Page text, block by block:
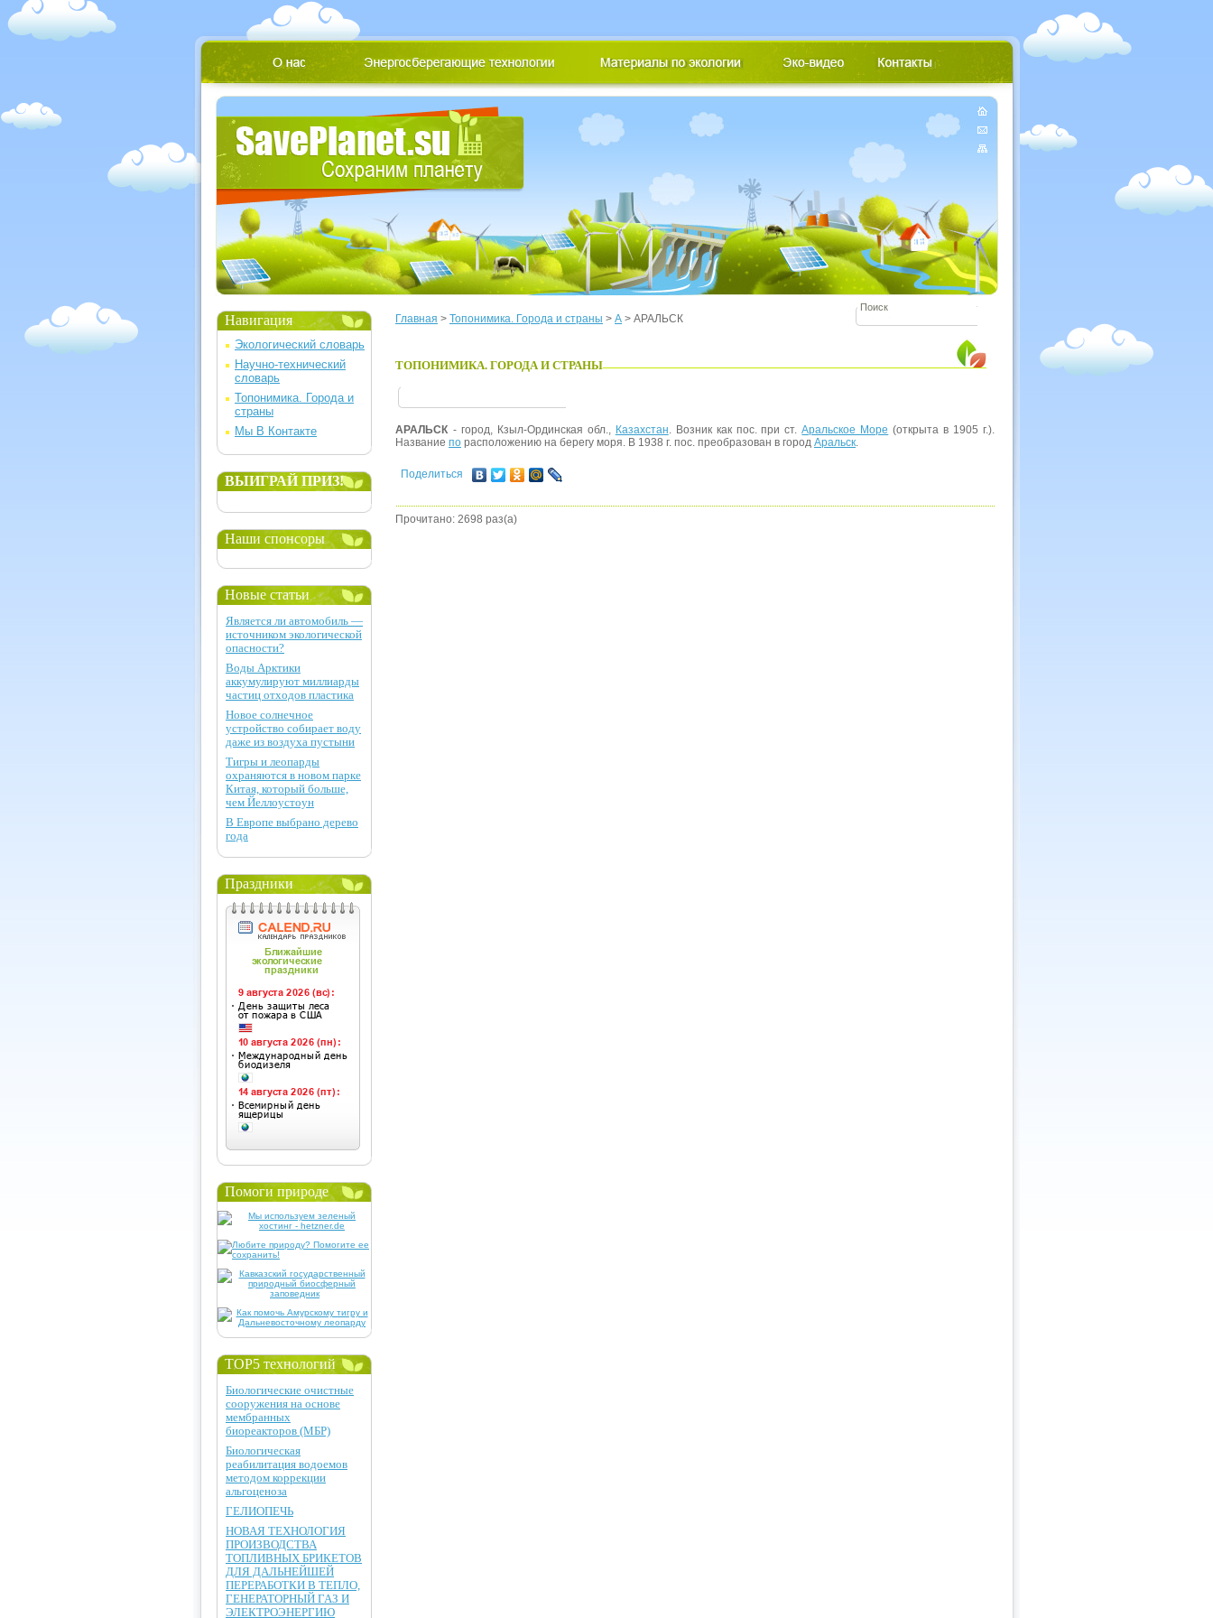
Главная > Топонимика. Города и страны > А > АРАЛЬСК
ТОПОНИМИКА. ГОРОДА И СТРАНЫ
АРАЛЬСК - город, Кзыл-Ординская обл., Казахстан. Возник как пос. при ст.Аральское Море (открыта в 1905 г.).
Название по расположению на берегу моря. В 1938 г. пос. преобразован в город Аральск.
Поделиться
Прочитано: 2698 раз(а)
Навигация
Экологический словарь
Научно-технический
словарь
Топонимика. Города и
страны
Мы В Контакте
ВЫИГРАЙ ПРИЗ!
Наши спонсоры
Новые статьи
Является ли автомобиль —
источником экологической
опасности?
Воды Арктики
аккумулируют миллиарды
частиц отходов пластика
Новое солнечное
устройство собирает воду
даже из воздуха пустыни
Тигры и леопарды
охраняются в новом парке
Китая, который больше,
чем Йеллоустоун
В Европе выбрано дерево
года
Праздники
Помоги природе
TOP5 технологий
Биологические очистные
сооружения на основе
мембранных
биореакторов (МБР)
Биологическая
реабилитация водоемов
методом коррекции
альгоценоза
ГЕЛИОПЕЧЬ
НОВАЯ ТЕХНОЛОГИЯ
ПРОИЗВОДСТВА
ТОПЛИВНЫХ БРИКЕТОВ
ДЛЯ ДАЛЬНЕЙШЕЙ
ПЕРЕРАБОТКИ В ТЕПЛО,
ГЕНЕРАТОРНЫЙ ГАЗ И
ЭЛЕКТРОЭНЕРГИЮ